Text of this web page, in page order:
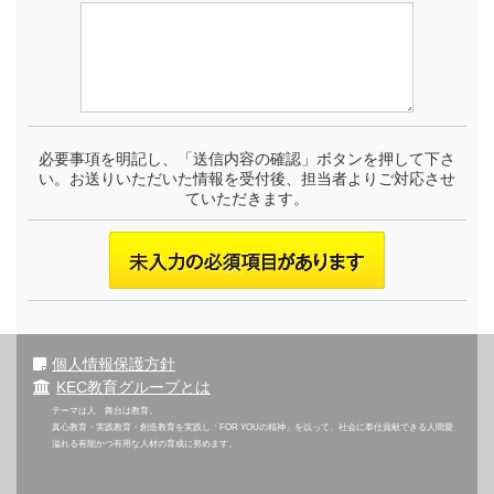
必要事項を明記し、「送信内容の確認」ボタンを押して下さ
い。お送りいただいた情報を受付後、担当者よりご対応させ
ていただきます。
個人情報保護方針
KEC教育グループとは
テーマは人 舞台は教育。
真心教育・実践教育・創造教育を実践し「FOR YOUの精神」を以って、社会に奉仕貢献できる人間愛
溢れる有能かつ有用な人材の育成に努めます。